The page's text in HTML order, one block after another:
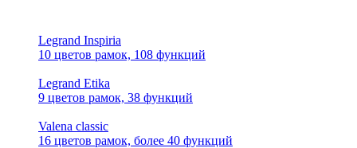
Legrand Inspiria
10 цветов рамок, 108 функций
Legrand Etika
9 цветов рамок, 38 функций
Valena classic
16 цветов рамок, более 40 функций